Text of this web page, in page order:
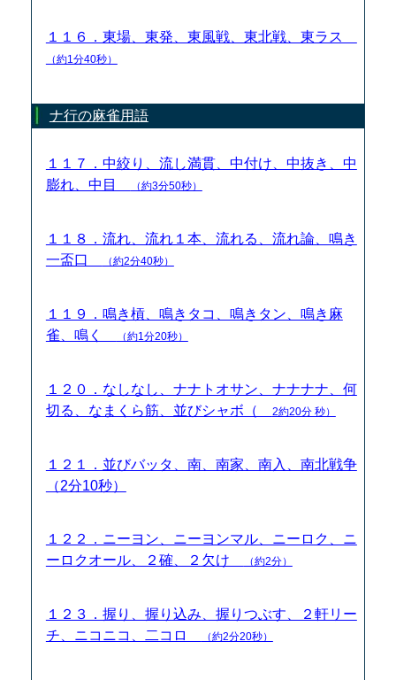
１１６．東場、東発、東風戦、東北戦、東ラス
（約1分40秒）
ナ行の麻雀用語
１１７．中絞り、流し満貫、中付け、中抜き、中
膨れ、中目
（約3分50秒）
１１８．流れ、流れ１本、流れる、流れ論、鳴き
一盃口
（約2分40秒）
１１９．鳴き槓、鳴きタコ、鳴きタン、鳴き麻
雀、鳴く
（約1分20秒）
１２０．なしなし、ナナトオサン、ナナナナ、何
切る、なまくら筋、並びシャボ（
2約20分 秒）
１２１．並びバッタ、南、南家、南入、南北戦争
（2分10秒）
１２２．ニーヨン、ニーヨンマル、ニーロク、ニ
ーロクオール、２確、２欠け
（約2分）
１２３．握り、握り込み、握りつぶす、２軒リー
チ、ニコニコ、二コロ
（約2分20秒）